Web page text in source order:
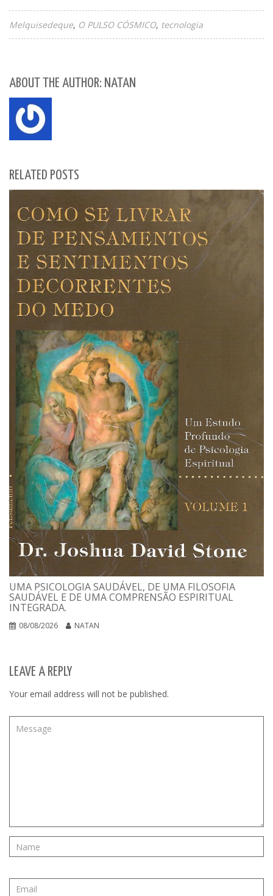
Melquisedeque O PULSO CÓSMICO tecnologia
ABOUT THE AUTHOR: NATAN
RELATED POSTS
UMA PSICOLOGIA SAUDÁVEL, DE UMA FILOSOFIA
SAUDÁVEL E DE UMA COMPRENSÃO ESPIRITUAL
INTEGRADA.
08/08/2026 NATAN
LEAVE A REPLY
Your email address will not be published.